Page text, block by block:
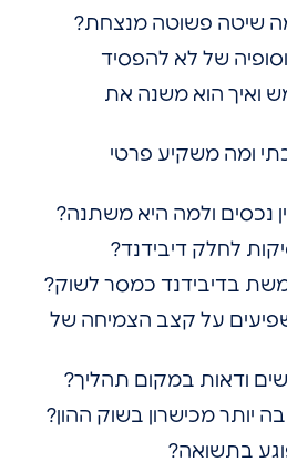
שיטה פשוטה מנצחת?
של לא להפסיד
ואיך הוא משנה את
ומה משקיע פרטי
נכסים ולמה היא משתנה?
לחלק דיבידנד?
בדיבידנד כמסר לשוק?
על קצב הצמיחה של
ודאות במקום תהליך?
יותר מכישרון בשוק ההון?
בתשואה?